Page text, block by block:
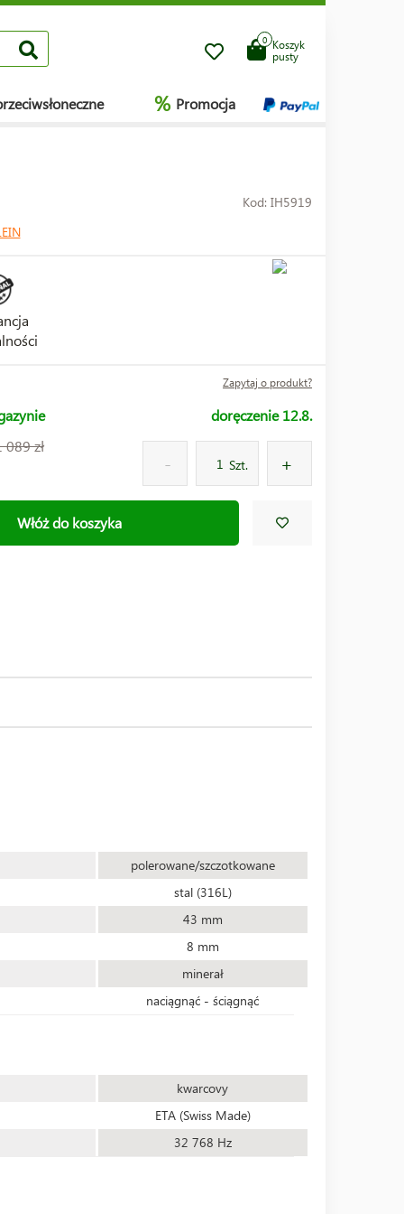
Koszyk
pusty
0
% Promocja
Kod: IH5919
Zapytaj o produkt?
doręczenie 12.8.
089 zł
Szt.
Włóż do koszyka
polerowane/szczotkowane
stal (316L)
43 mm
8 mm
minerał
naciągnąć - ściągnąć
kwarcovy
ETA (Swiss Made)
32 768 Hz